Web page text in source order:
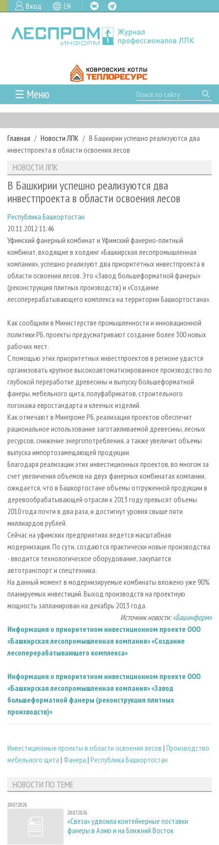
Вход EN
☰ Меню
ГЛАВНАЯ
РУБРИКИ И ТЕМЫ
РУБРИКИ ЖУРНАЛА
ЛЕСОЗАГОТОВКА
ЛЕСОПИЛЕНИЕ
СУШКА ДРЕВЕСИНЫ
ПРОИЗВОДСТВО ДРЕВЕСНЫХ ПЛИТ
ДЕРЕВЯННОЕ ДОМОСТРОЕНИЕ
ПРОИЗВОДСТВО МЕБЕЛИ
БИОЭНЕРГЕТИКА
ИНСТРУМЕНТ И МАТЕРИАЛЫ
НОВОСТИ
НОВОСТИ ЛПК
НОВОСТИ ЖУРНАЛА
ПРОЕКТЫ ЛПИ
АНАЛИТИКА
ПРЕДПРИЯТИЯ ЛПК
ПЕРСОНЫ
МОБИЛЬНЫЕ ВЫСТАВКИ
ПРИОРИТЕТНЫЕ ИНВЕСТПРОЕКТЫ
RUSSIAN FORESTRY REVIEW
БИБЛИОТЕКА СПЕЦИАЛИСТА
АРХИВ
АРХИВ ЖУРНАЛОВ
СТАТЬИ
О ЖУРНАЛЕ
ПОДПИСКА
КОНТАКТЫ
РЕКЛАМОДАТЕЛЯМ
РЕКЛАМА
РЕКЛАМА НА САЙТЕ
Главная Новости ЛПК
В Башкирии успешно реализуются два
инвестпроекта в области освоения лесов
НОВОСТИ ЛПК
В Башкирии успешно реализуются два
инвестпроекта в области освоения лесов
Республика Башкортостан
20.11.2012 11:46
Уфимский фанерный комбинат и Уфимский фанерно-плитный
комбинат, входящие в холдинг «Башкирская лесопромышленная
компания», успешно реализуют два приоритетных инвестпроекта в
области освоения лесов. Это «Завод большеформатной фанеры»
(реконструкция плитных производств) и «Создание
лесоперерабатывающего комплекса на территории Башкортостана».
Как сообщили в Министерстве промышленности и инновационной
политики РБ, проекты предусматривают создание более 300 новых
рабочих мест.
С помощью этих приоритетных инвестпроектов в регионе удастся
организовать крупное высокоавтоматизированное производство по
глубокой переработке древесины и выпуску большеформатной
фанеры, мебельного щита, полуфабрикатов, строительного
погонажа евростандарта и клееных изделий.
Как отмечают в Минпроме РБ, реализация проектов обеспечит
рациональное использование заготавливаемой древесины, лесных
ресурсов, снижение энергопотребления, а также увеличит объемы
выпуска импортозамещающей продукции.
Благодаря реализации этих инвестиционных проектов, во многом за
счет увеличения объемов на двух фанерных комбинатах компании,
ожидается, что в Башкортостане объемы отгруженной продукции в
деревообрабатывающей отрасли к 2013 году превысят объемы
2010 года почти в два раза, и достигнут уровня свыше пяти
миллиардов рублей.
Сейчас на уфимских предприятиях ведется масштабная
модернизация. По сути, создаются практически новые производства
- вводится технологическое оборудование, закупается
автотранспорт и спецтехника.
На данный момент в модернизируемые комбинаты вложено уже 90%
планируемых инвестиций. Выход производств на проектную
мощность запланирован на декабрь 2013 года.
Источник новости:«Башинформ»
Информация о приоритетном инвестиционном проекте ООО
«Башкирская лесопромышленная компания» «Создание
лесоперерабатывающего комплекса»
Информация о приоритетном инвестиционном проекте ООО
«Башкирская лесопромышленная компания» «Завод
большеформатной фанеры (реконструкция плитных
производств)»
Инвестиционные проекты в области освоения лесов | Производство
мебельного щита | Фанера | Республика Башкортостан
НОВОСТИ ПО ТЕМЕ
20.07.2026
20.07.2026
«Свеза» удвоила контейнерные поставки
фанеры в Азию и на Ближний Восток